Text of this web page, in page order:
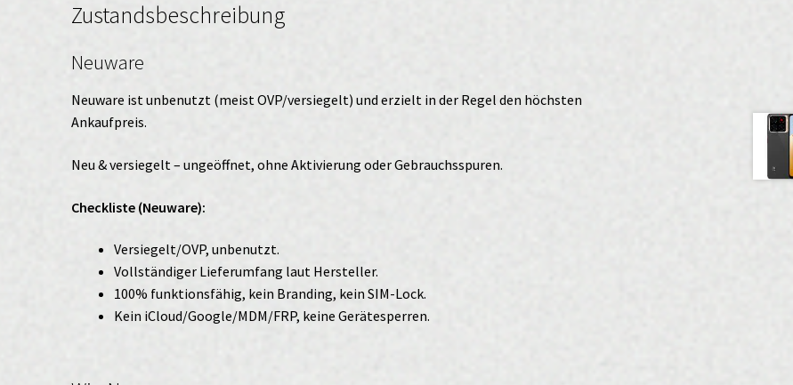
Zustandsbeschreibung
Neuware
Neuware ist unbenutzt (meist OVP/versiegelt) und erzielt in der Regel den höchsten
Ankaufpreis.
Neu & versiegelt – ungeöffnet, ohne Aktivierung oder Gebrauchsspuren.
Checkliste (Neuware):
Versiegelt/OVP, unbenutzt.
Vollständiger Lieferumfang laut Hersteller.
100% funktionsfähig, kein Branding, kein SIM-Lock.
Kein iCloud/Google/MDM/FRP, keine Gerätesperren.